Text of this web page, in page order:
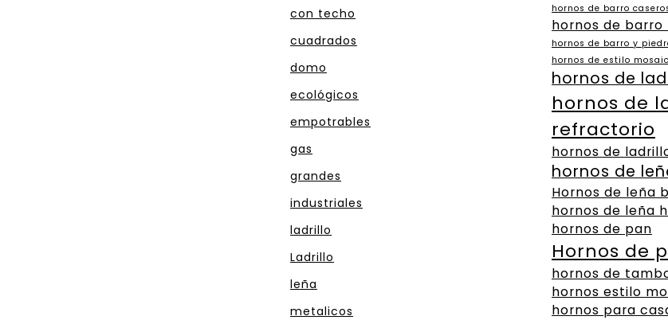
con techo
cuadrados
domo
ecológicos
empotrables
gas
grandes
industriales
ladrillo
Ladrillo
leña
metalicos
hornos de barro
hornos de barro
hornos de barro y
hornos de estilo
hornos de
hornos de
refractorio
hornos de
hornos de
Hornos de leña
hornos de leña
hornos de pan
Hornos de
hornos de
hornos estilo
hornos para